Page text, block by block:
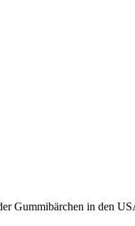
Gummibärchen in den